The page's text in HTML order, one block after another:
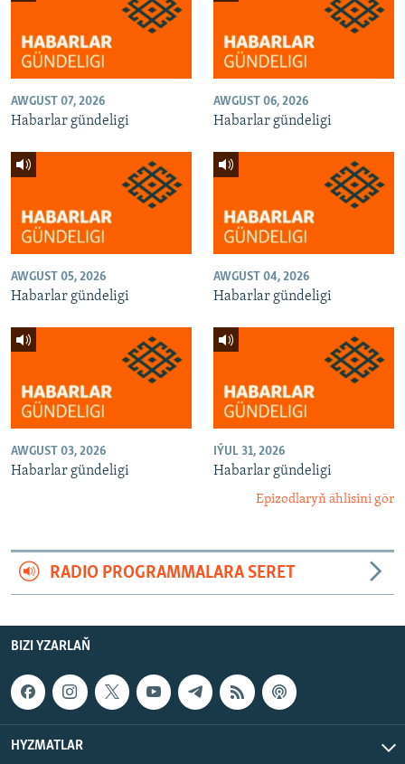
AWGUST 07, 2026
Habarlar gündeligi
AWGUST 06, 2026
Habarlar gündeligi
AWGUST 05, 2026
Habarlar gündeligi
AWGUST 04, 2026
Habarlar gündeligi
AWGUST 03, 2026
Habarlar gündeligi
IÝUL 31, 2026
Habarlar gündeligi
Epizodlaryň ählisini gör
RADIO PROGRAMMALARA SERET
BIZI YZARLAŇ
HYZMATLAR